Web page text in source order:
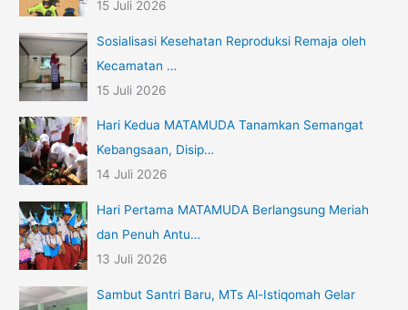
15 Juli 2026
Sosialisasi Kesehatan Reproduksi Remaja oleh
Kecamatan …
15 Juli 2026
Hari Kedua MATAMUDA Tanamkan Semangat
Kebangsaan, Disip…
14 Juli 2026
Hari Pertama MATAMUDA Berlangsung Meriah
dan Penuh Antu…
13 Juli 2026
Sambut Santri Baru, MTs Al-Istiqomah Gelar